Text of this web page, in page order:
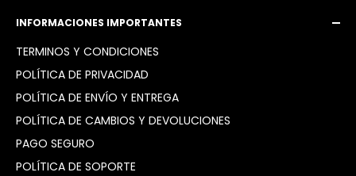
Instagram: @territoriofutbol2_
INFORMACIONES IMPORTANTES
TÉRMINOS Y CONDICIONES
POLÍTICA DE PRIVACIDAD
POLÍTICA DE ENVÍO Y ENTREGA
POLÍTICA DE CAMBIOS Y DEVOLUCIONES
PAGO SEGURO
POLÍTICA DE SOPORTE